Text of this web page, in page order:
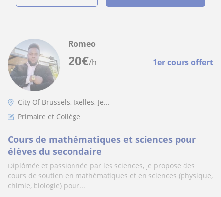
20€/h 1er cours offert
Romeo
City Of Brussels, Ixelles, Je...
Primaire et Collège
Cours de mathématiques et sciences pour
élèves du secondaire
Diplômée et passionnée par les sciences, je propose des
cours de soutien en mathématiques et en sciences (physique,
chimie, biologie) pour...